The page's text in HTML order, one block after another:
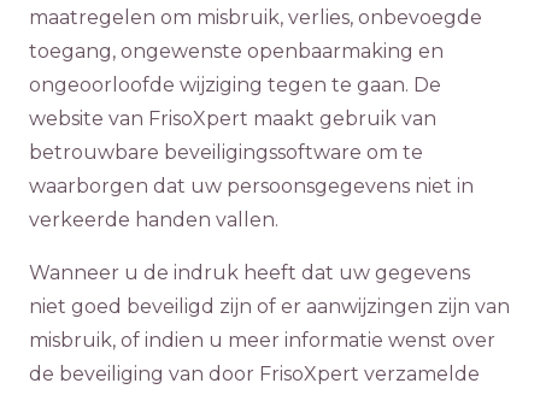
maatregelen om misbruik, verlies, onbevoegde
toegang, ongewenste openbaarmaking en
ongeoorloofde wijziging tegen te gaan. De
website van FrisoXpert maakt gebruik van
betrouwbare beveiligingssoftware om te
waarborgen dat uw persoonsgegevens niet in
verkeerde handen vallen.
Wanneer u de indruk heeft dat uw gegevens
niet goed beveiligd zijn of er aanwijzingen zijn van
misbruik, of indien u meer informatie wenst over
de beveiliging van door FrisoXpert verzamelde